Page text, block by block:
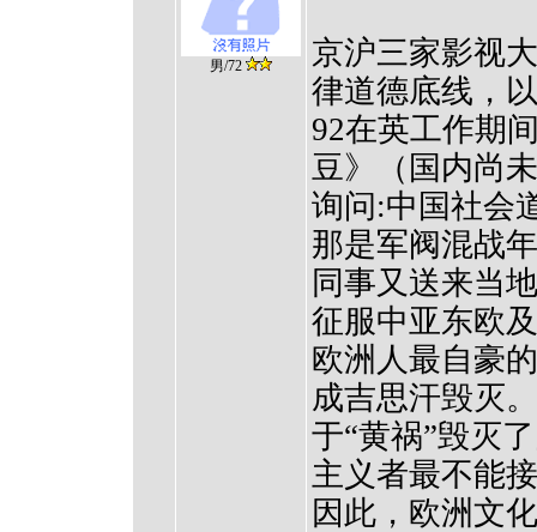
男/72
京沪三家影视
律道德底线，
92在英工作期
豆》（国内尚
询问:中国社会
那是军阀混战
同事又送来当
征服中亚东欧
欧洲人最自豪
成吉思汗毁灭
于“黄祸”毁灭
主义者最不能
因此，欧洲文